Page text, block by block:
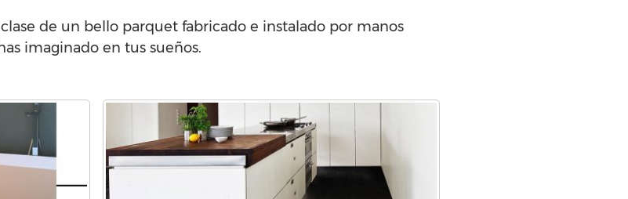
de un bello parquet fabricado e instalado por manos
imaginado en tus sueños.